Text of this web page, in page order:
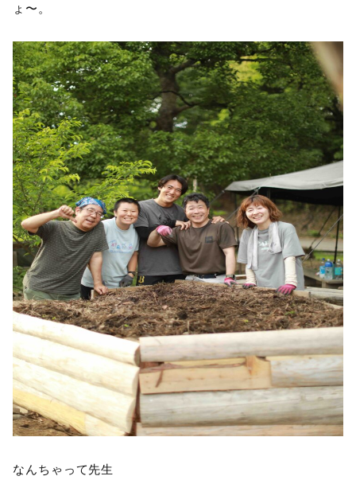
ょ〜。
なんちゃって先生